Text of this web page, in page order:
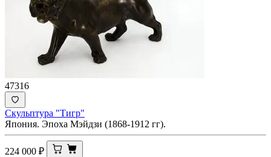
47316
Скульптура "Тигр"
Япония. Эпоха Мэйдзи (1868-1912 гг).
224 000 ₽